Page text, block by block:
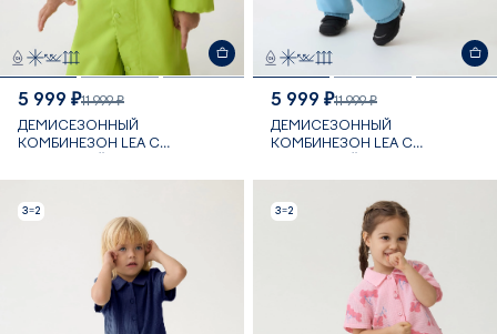
5 999 ₽11 999 ₽
ДЕМИСЕЗОННЫЙ
КОМБИНЕЗОН LEA С
5 999 ₽11 999 ₽
ДЕМИСЕЗОННЫЙ
КОМБИНЕЗОН LEA С
3=2 3=2